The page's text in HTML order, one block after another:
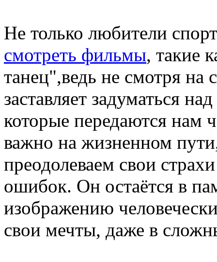
Не только любители
смотреть фильмы, такие
танец",ведь не смотря на
заставляет задуматься
которые передаются нам
важно на жизненном
преодолеваем свои
ошибок. Он остаётся в
изображению
свои мечты, даже в